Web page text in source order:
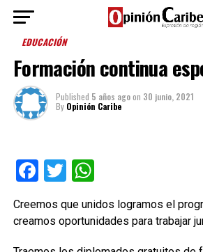
EDUCACIÓN
Formación continua
Published 5 años agoon 30 junio, 2021
By Opinión Caribe
Facebook
TwitterWhatsApp
Creemos que unidos logramos el
creamos oportunidades para trabajar